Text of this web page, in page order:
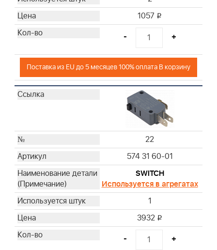
1057 i
- +
Поставка из EU до 5 месяцев 100% оплата В корзину
22
574 31 60-01
SWITCH
Используется в агрегатах
1
3932 i
- +